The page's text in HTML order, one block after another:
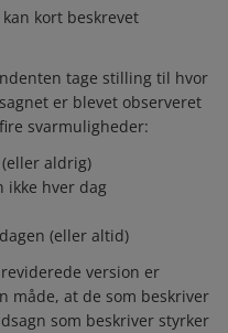
kan kort beskrevet
tage stilling til hvor
er blevet observeret
svarmuligheder:
aldrig)
ikke hver dag
(eller altid)
version er
måde, at de som beskriver
som beskriver styrker